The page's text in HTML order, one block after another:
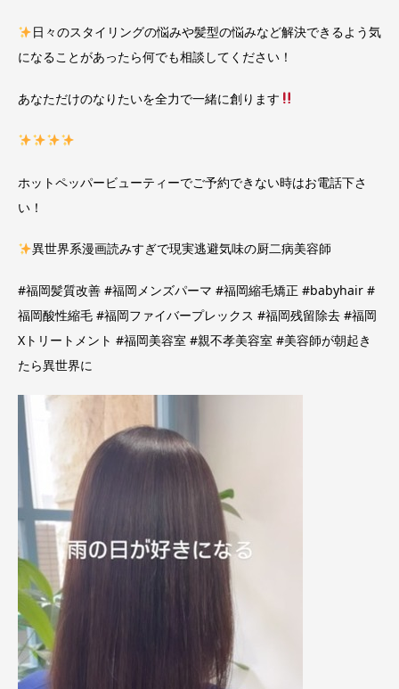
日々のスタイリングの悩みや髪型の悩みなど解決できるよう気
になることがあったら何でも相談してください！
あなただけのなりたいを全力で一緒に創ります
ホットペッパービューティーでご予約できない時はお電話下さ
い！
異世界系漫画読みすぎで現実逃避気味の厨二病美容師
#福岡髪質改善 #福岡メンズパーマ #福岡縮毛矯正 #babyhair #
福岡酸性縮毛 #福岡ファイバープレックス #福岡残留除去 #福岡
Xトリートメント #福岡美容室 #親不孝美容室 #美容師が朝起き
たら異世界に